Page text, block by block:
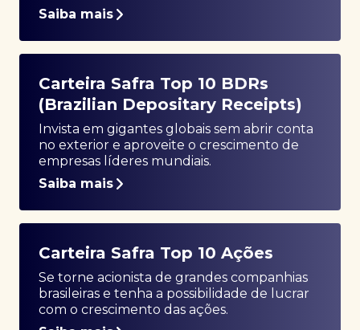
Saiba mais
Carteira Safra Top 10 BDRs
(Brazilian Depositary Receipts)
Invista em gigantes globais sem abrir conta
no exterior e aproveite o crescimento de
empresas líderes mundiais.
Saiba mais
Carteira Safra Top 10 Ações
Se torne acionista de grandes companhias
brasileiras e tenha a possibilidade de lucrar
com o crescimento das ações.